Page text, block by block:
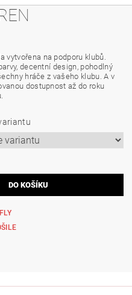
vytvořena na podporu klubů.
decentní design, pohodlný
hráče z vašeho klubu. A v
dostupnost až do roku